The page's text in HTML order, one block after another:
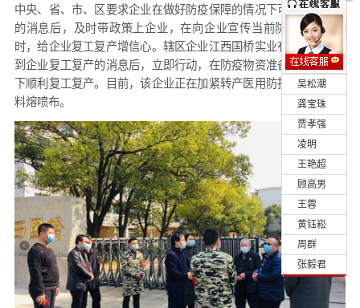
吴松潮
龚宝珠
贾孝强
凌明
王艳超
顾高男
王蓉
黄钰崧
周群
张毅君
中央、省、市、区要求企业在做好防疫保障的情况下可以复工复产
的消息后，及时带政策上企业，在向企业宣传当前防疫形势的同
时，给企业复工复产增信心。辖区企业江西国桥实业有限公司在得
到企业复工复产的消息后，立即行动，在防疫物资准备充足的情况
下顺利复工复产。目前，该企业正在加紧转产医用防护口罩生产原
料熔喷布。